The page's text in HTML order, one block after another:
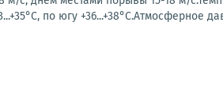
по югу +36...+38°С.Атмосферное